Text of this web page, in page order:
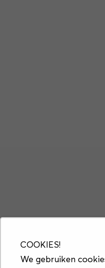
COOKIES!
We gebruiken